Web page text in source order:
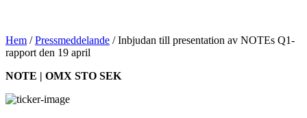
Hem /Pressmeddelande /Inbjudan till presentation av NOTEs Q1-
rapport den 19 april
NOTE | OMX STO SEK